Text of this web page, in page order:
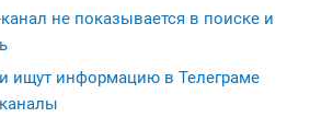
не показывается в поиске и
ищут информацию в Телеграме